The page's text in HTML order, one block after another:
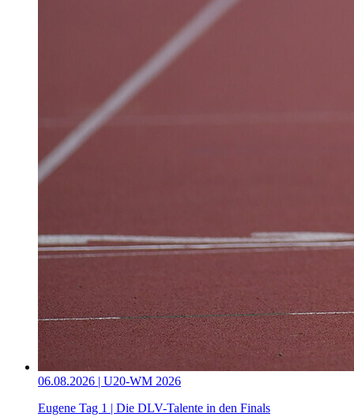
06.08.2026 | U20-WM 2026
Eugene Tag 1 | Die DLV-Talente in den Finals